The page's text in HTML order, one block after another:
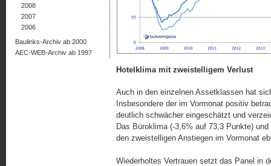
Hotelklima mit zweistelligem Verlust
Auch in den einzelnen Assetklassen hat
Insbesondere der im Vormonat positiv
deutlich schwächer eingeschätzt und
Das Büroklima (-3,6% auf 73,3 Punkte)
den zweistelligen Anstiegen im Vormonat
Wiederholtes Vertrauen setzt das Panel in
2008
2007
2006
Baulinks-Archiv ab 2000
AEC-WEB-Archiv ab 1997